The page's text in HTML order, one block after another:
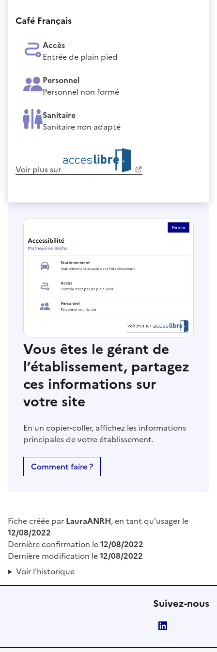
Café Français
Accès
Entrée de plain pied
Personnel
Personnel non formé
Sanitaire
Sanitaire non adapté
Voir plus sur
Vous êtes le gérant de
l’établissement, partagez
ces informations sur
votre site
En un copier-coller, affichez les informations
principales de votre établissement.
Comment faire ?
Fiche créée par LauraANRH, en tant qu'usager le
12/08/2022
Dernière confirmation le12/08/2022
Dernière modification le12/08/2022
Voir l'historique
Suivez-nous